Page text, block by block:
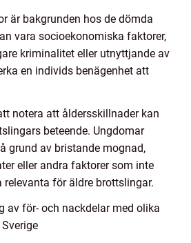
är bakgrunden hos de dömda
vara socioekonomiska faktorer,
kriminalitet eller utnyttjande av
en individs benägenhet att
notera att åldersskillnader kan
beteende. Ungdomar
grund av bristande mognad,
eller andra faktorer som inte
för äldre brottslingar.
av för- och nackdelar med olika